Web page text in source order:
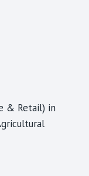
& Retail) in